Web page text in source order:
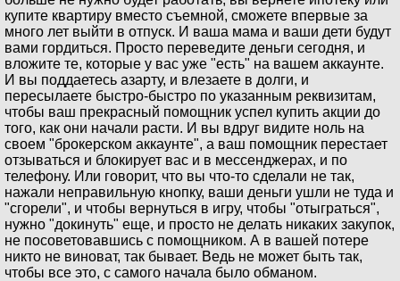
купите квартиру вместо съемной, сможете впервые за
много лет выйти в отпуск. И ваша мама и ваши дети будут
вами гордиться. Просто переведите деньги сегодня, и
вложите те, которые у вас уже "есть" на вашем аккаунте.
И вы поддаетесь азарту, и влезаете в долги, и
пересылаете быстро-быстро по указанным реквизитам,
чтобы ваш прекрасный помощник успел купить акции до
того, как они начали расти. И вы вдруг видите ноль на
своем "брокерском аккаунте", а ваш помощник перестает
отзываться и блокирует вас и в мессенджерах, и по
телефону. Или говорит, что вы что-то сделали не так,
нажали неправильную кнопку, ваши деньги ушли не туда и
"сгорели", и чтобы вернуться в игру, чтобы "отыграться",
нужно "докинуть" еще, и просто не делать никаких закупок,
не посоветовавшись с помощником. А в вашей потере
никто не виноват, так бывает. Ведь не может быть так,
чтобы все это, с самого начала было обманом.